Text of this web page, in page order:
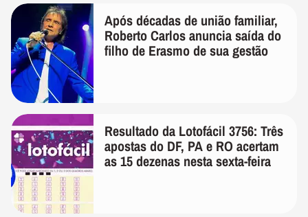
Após décadas de união familiar,
Roberto Carlos anuncia saída do
filho de Erasmo de sua gestão
Resultado da Lotofácil 3756: Três
apostas do DF, PA e RO acertam
as 15 dezenas nesta sexta-feira